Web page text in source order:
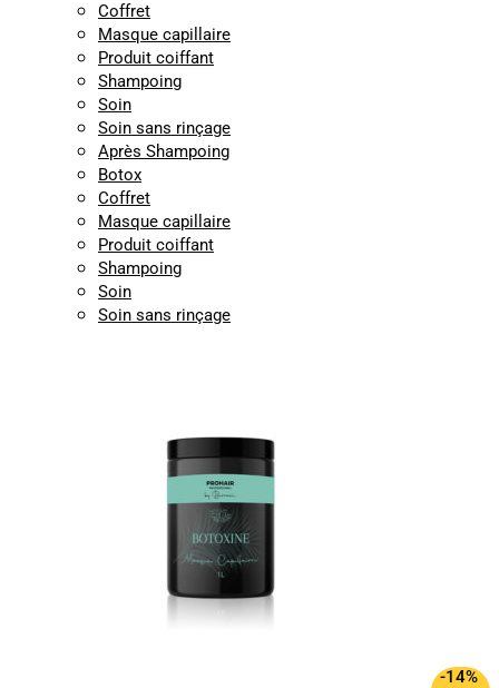
Coffret
Masque capillaire
Produit coiffant
Shampoing
Soin
Soin sans rinçage
Après Shampoing
Botox
Coffret
Masque capillaire
Produit coiffant
Shampoing
Soin
Soin sans rinçage
-14%